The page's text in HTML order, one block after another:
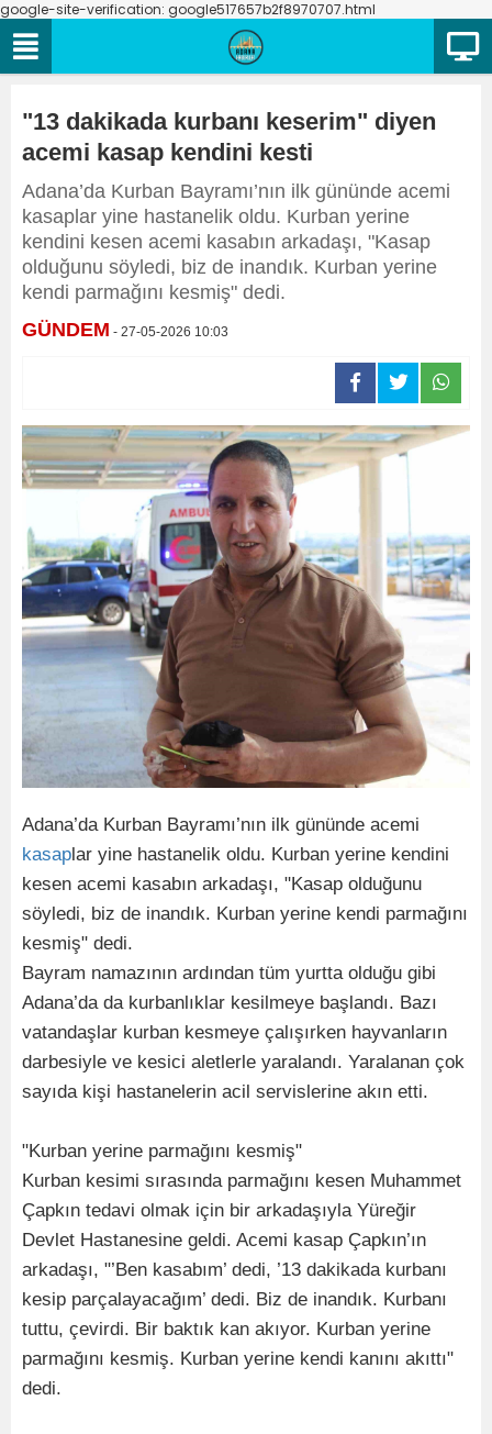
google-site-verification: google517657b2f8970707.html
"13 dakikada kurbanı keserim" diyen
acemi kasap kendini kesti
Adana’da Kurban Bayramı’nın ilk gününde acemi
kasaplar yine hastanelik oldu. Kurban yerine
kendini kesen acemi kasabın arkadaşı, "Kasap
olduğunu söyledi, biz de inandık. Kurban yerine
kendi parmağını kesmiş" dedi.
GÜNDEM - 27-05-2026 10:03
Adana’da Kurban Bayramı’nın ilk gününde acemi
kasap lar yine hastanelik oldu. Kurban yerine kendini
kesen acemi kasabın arkadaşı, "Kasap olduğunu
söyledi, biz de inandık. Kurban yerine kendi parmağını
kesmiş" dedi.
Bayram namazının ardından tüm yurtta olduğu gibi
Adana’da da kurbanlıklar kesilmeye başlandı. Bazı
vatandaşlar kurban kesmeye çalışırken hayvanların
darbesiyle ve kesici aletlerle yaralandı. Yaralanan çok
sayıda kişi hastanelerin acil servislerine akın etti.
"Kurban yerine parmağını kesmiş"
Kurban kesimi sırasında parmağını kesen Muhammet
Çapkın tedavi olmak için bir arkadaşıyla Yüreğir
Devlet Hastanesine geldi. Acemi kasap Çapkın’ın
arkadaşı, "’Ben kasabım’ dedi, ’13 dakikada kurbanı
kesip parçalayacağım’ dedi. Biz de inandık. Kurbanı
tuttu, çevirdi. Bir baktık kan akıyor. Kurban yerine
parmağını kesmiş. Kurban yerine kendi kanını akıttı"
dedi.